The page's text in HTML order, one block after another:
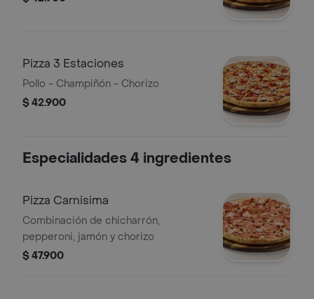
Pizza 3 Estaciones
Pollo - Champiñón - Chorizo
$ 42.900
Especialidades 4 ingredientes
Pizza Carnisima
Combinación de chicharrón,
pepperoni, jamón y chorizo
$ 47.900